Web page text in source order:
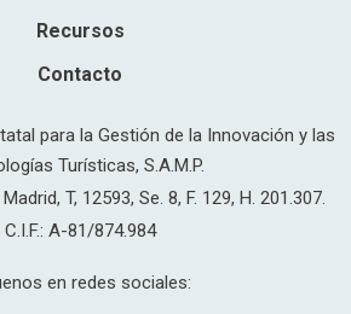
Recursos
Contacto
para la Gestión de la Innovación y las
Turísticas, S.A.M.P.
T, 12593, Se. 8, F. 129, H. 201.307.
C.I.F.: A-81/874.984
en redes sociales: